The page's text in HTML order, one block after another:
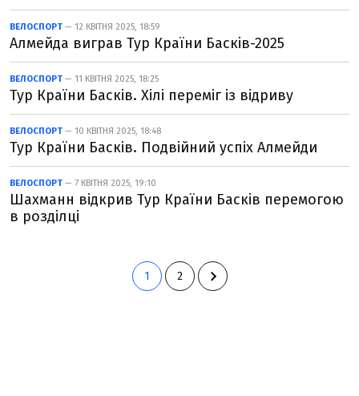
ВЕЛОСПОРТ — 12 КВІТНЯ 2025, 18:59
Алмейда виграв Тур Країни Басків-2025
ВЕЛОСПОРТ — 11 КВІТНЯ 2025, 18:25
Тур Країни Басків. Хілі переміг із відриву
ВЕЛОСПОРТ — 10 КВІТНЯ 2025, 18:48
Тур Країни Басків. Подвійний успіх Алмейди
ВЕЛОСПОРТ — 7 КВІТНЯ 2025, 19:10
Шахманн відкрив Тур Країни Басків перемогою
в розділці
1 2